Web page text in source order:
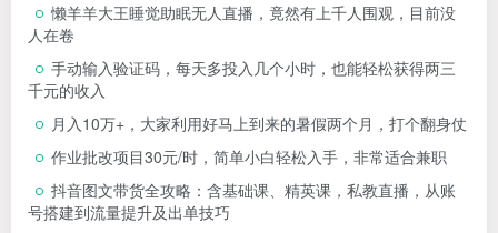
懒羊羊大王睡觉助眠无人直播，竟然有上千人围观，目前没
人在卷
手动输入验证码，每天多投入几个小时，也能轻松获得两三
千元的收入
月入10万+，大家利用好马上到来的暑假两个月，打个翻身仗
作业批改项目30元/时，简单小白轻松入手，非常适合兼职
抖音图文带货全攻略：含基础课、精英课，私教直播，从账
号搭建到流量提升及出单技巧